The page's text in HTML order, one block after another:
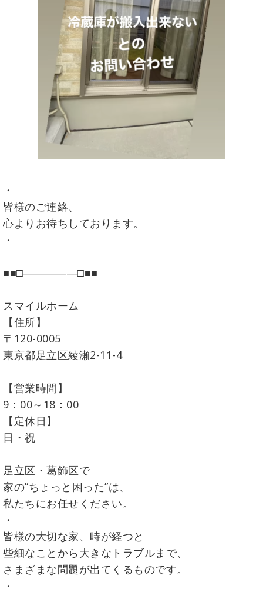
・
皆様のご連絡、
心よりお待ちしております。
・
■■□―――――□■■
スマイルホーム
【住所】
〒120-0005
東京都足立区綾瀬2-11-4
【営業時間】
9：00～18：00
【定休日】
日・祝
足立区・葛飾区で
家の”ちょっと困った”は、
私たちにお任せください。
・
皆様の大切な家、時が経つと
些細なことから大きなトラブルまで、
さまざまな問題が出てくるものです。
・